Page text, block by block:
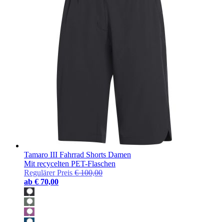
Tamaro III Fahrrad Shorts Damen
Mit recycelten PET-Flaschen
Regulärer Preis € 100,00
ab € 70,00